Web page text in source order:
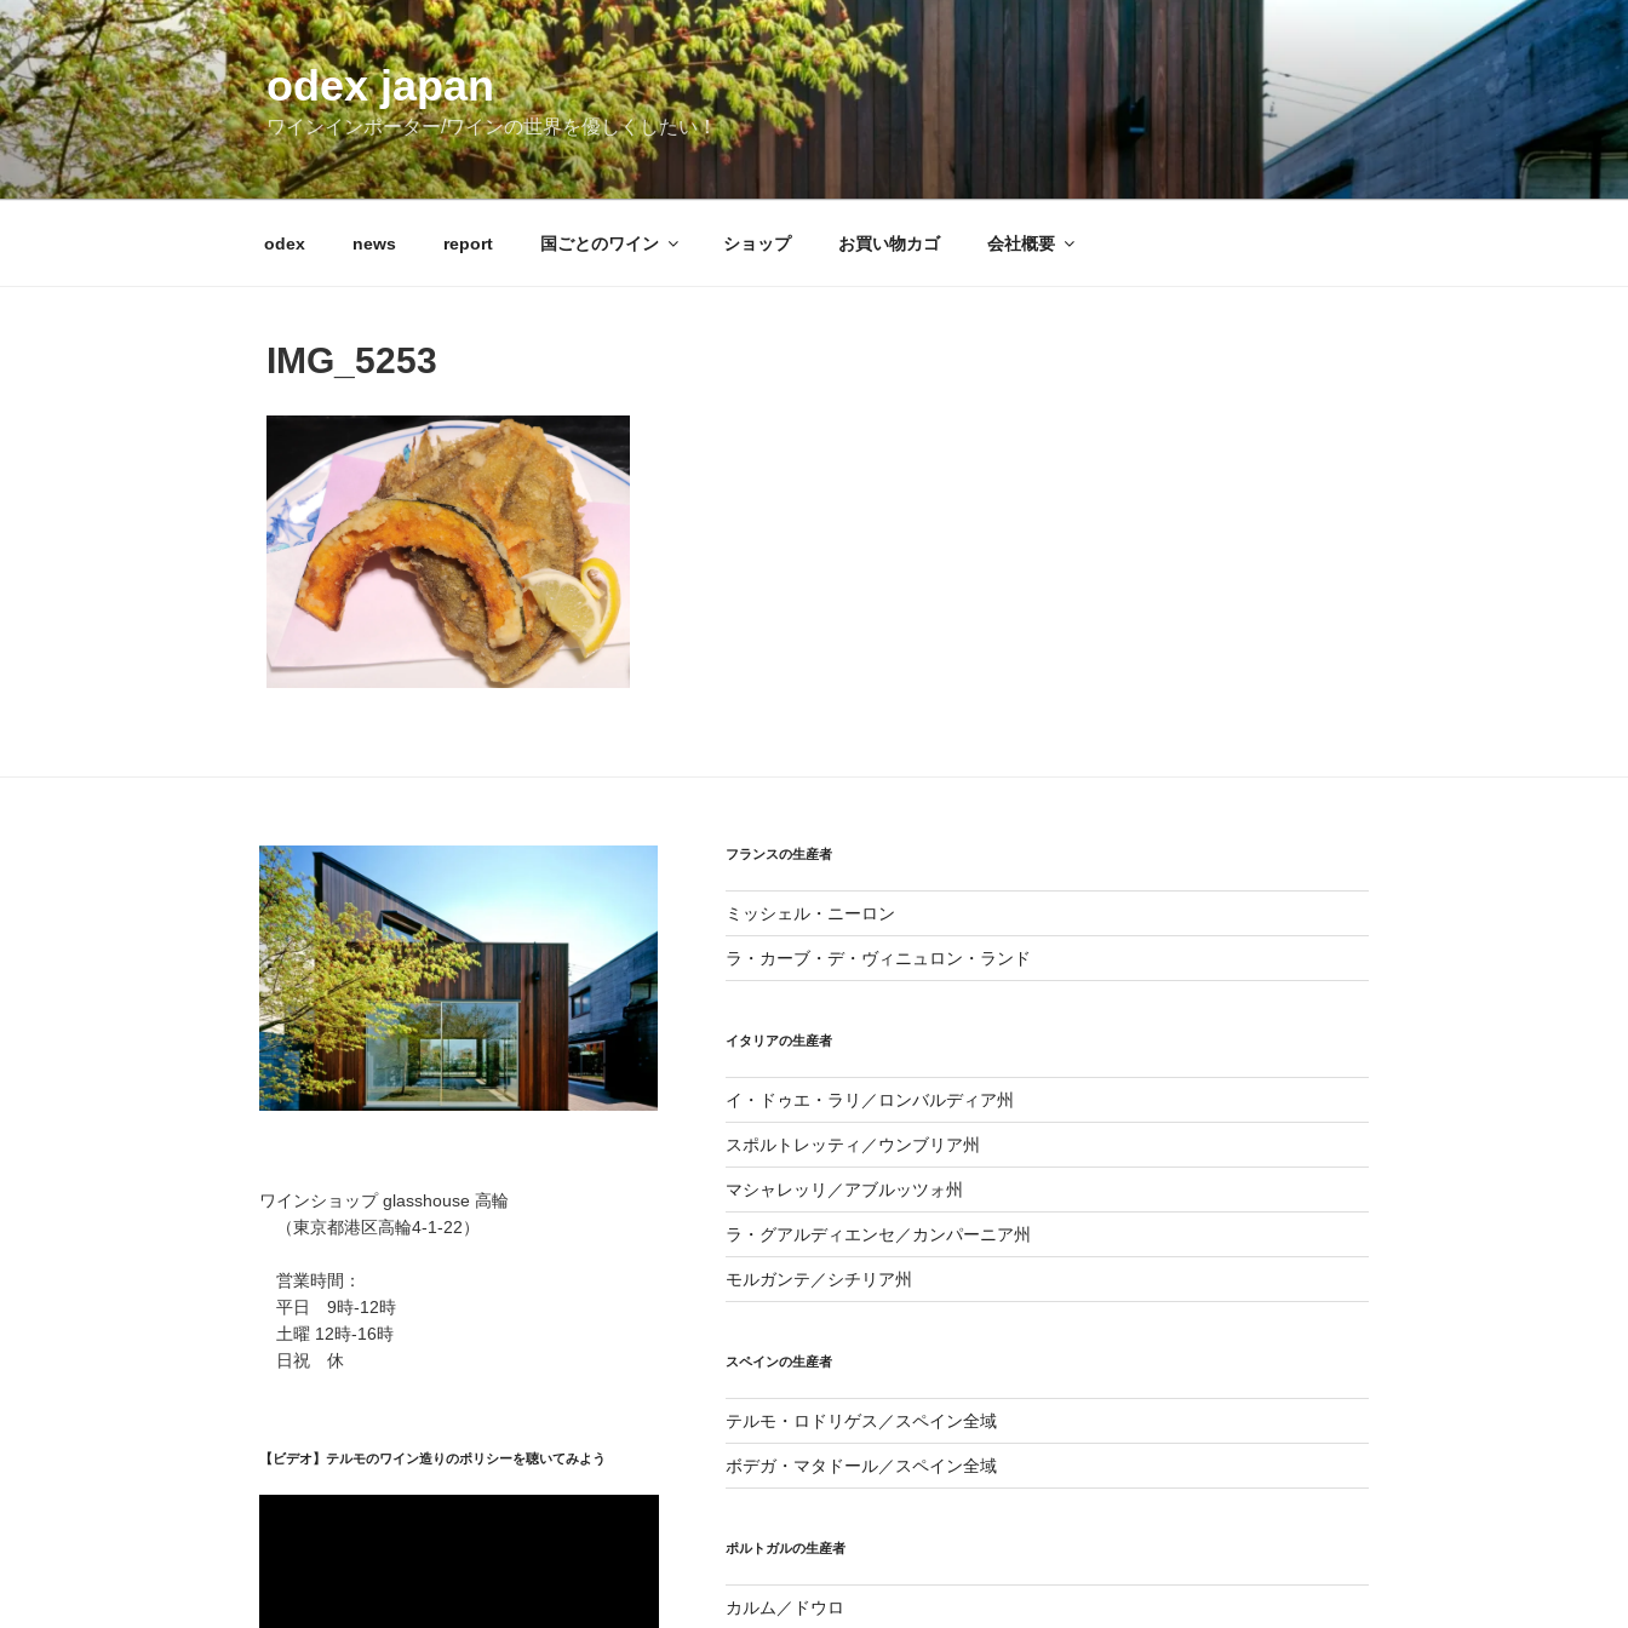
コ
ン
テ
ン
ツ
へ
ス
odex japan
ワインインポーター/ワインの世界を優しくしたい！
odex news report 国ごとのワイン ショップ お買い物カゴ 会社概要
IMG_5253
ワインショップ glasshouse 高輪
（東京都港区高輪4-1-22）
営業時間：
平日 9時-12時
土曜 12時-16時
日祝 休
【ビデオ】テルモのワイン造りのポリシーを聴いてみよう
フランスの生産者
ミッシェル・ニーロン
ラ・カーブ・デ・ヴィニュロン・ランド
イタリアの生産者
イ・ドゥエ・ラリ／ロンバルディア州
スポルトレッティ／ウンブリア州
マシャレッリ／アブルッツォ州
ラ・グアルディエンセ／カンパーニア州
モルガンテ／シチリア州
スペインの生産者
テルモ・ロドリゲス／スペイン全域
ボデガ・マタドール／スペイン全域
ポルトガルの生産者
カルム／ドウロ